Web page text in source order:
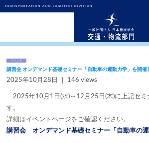
TRANSPORTATION AND LOGISTICS DIVISION
イベント
講習会 オンデマンド基礎セミナー「自動車の運動力学」を開催
2025年10月28日 ｜ 146 views
2025年10月1日(水)～12月25日(木)に上記セミ
す。
詳細はイベントページをご確認ください。
講習会 オンデマンド基礎セミナー「自動車の運